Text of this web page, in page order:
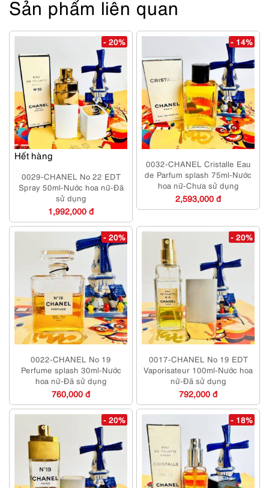
Sản phẩm liên quan
Hết hàng
- 20%
0029-CHANEL No 22 EDT
Spray 50ml-Nước hoa nữ-Đã
sử dụng
1,992,000 đ
- 14%
0032-CHANEL Cristalle Eau
de Parfum splash 75ml-Nước
hoa nữ-Chưa sử dụng
2,593,000 đ
- 20%
0022-CHANEL No 19
Perfume splash 30ml-Nước
hoa nữ-Đã sử dụng
760,000 đ
- 20%
0017-CHANEL No 19 EDT
Vaporisateur 100ml-Nước hoa
nữ-Đã sử dụng
792,000 đ
- 20% - 18%